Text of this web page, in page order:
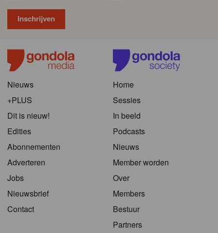
Nieuws
+PLUS
Dit is nieuw!
Edities
Abonnementen
Adverteren
Jobs
Nieuwsbrief
Contact
Home
Sessies
In beeld
Podcasts
Nieuws
Member worden
Over
Members
Bestuur
Partners